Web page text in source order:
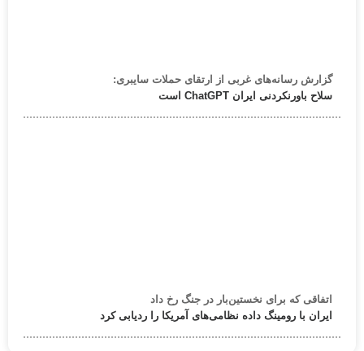
گزارش رسانه‌های غربی از ارتقای حملات سایبری:
سلاح باورنکردنی ایران ChatGPT است
اتفاقی که برای نخستین‌بار در جنگ رخ داد
ایران با رومینگ داده نظامی‌های آمریکا را ردیابی کرد